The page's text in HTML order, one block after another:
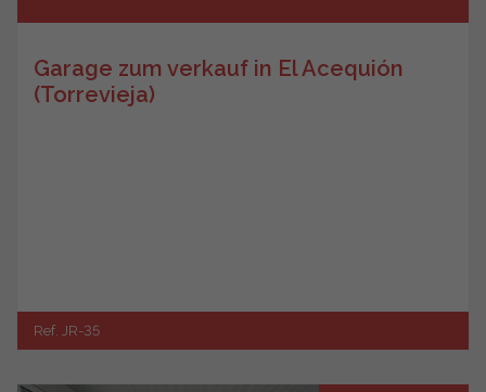
Garage zum verkauf in El Acequión
(Torrevieja)
Ref. JR-35